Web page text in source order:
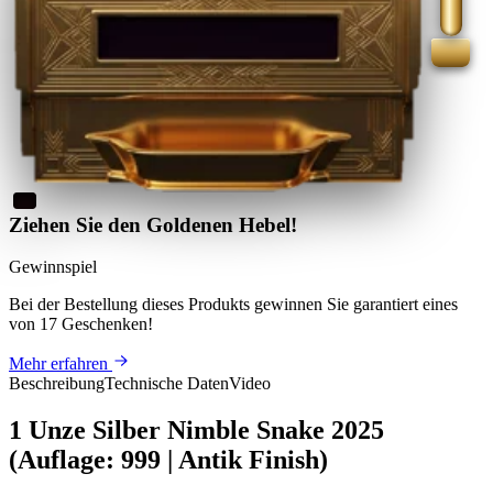
Ziehen Sie den Goldenen Hebel!
Gewinnspiel
Bei der Bestellung dieses Produkts gewinnen Sie garantiert eines
von 17 Geschenken!
Mehr erfahren
BeschreibungTechnische DatenVideo
1 Unze Silber Nimble Snake 2025
(Auflage: 999 | Antik Finish)